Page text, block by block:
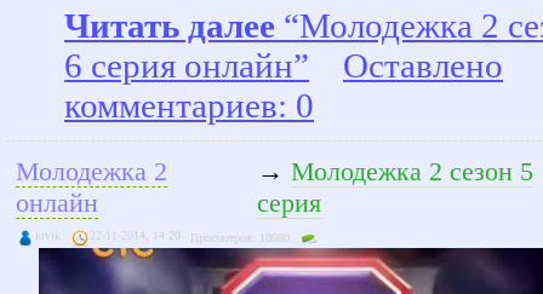
Читать далее “Молодежка 2
6 серия онлайн”
Оставлено
комментариев: 0
Молодежка 2
онлайн
→ Молодежка 2 сезон 5
серия
kivik 22-11-2014, 14:20 Просмотров: 10980